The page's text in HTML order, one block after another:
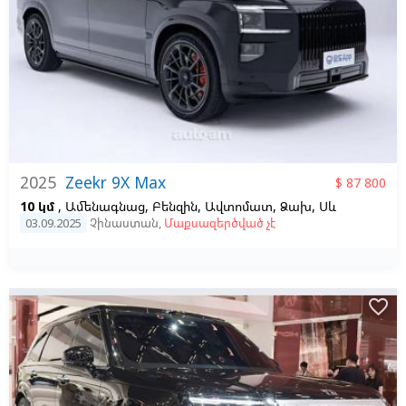
2025 Zeekr 9X Max
$ 87 800
10 կմ , Ամենագնաց, Բենզին, Ավտոմատ, Ձախ, Սև
03.09.2025 Չինաստան, Մաքսազերծված չէ
favorite_border